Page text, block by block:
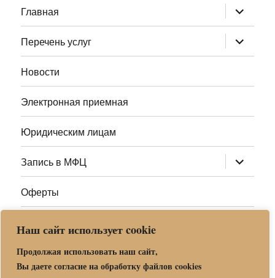
Наш сайт использует cookie
Продолжая использовать наш сайт,
Вы даете согласие на обработку файлов cookies
Главная раскрыть
дочернее
меню
Перечень услуг
раскрыть
дочернее
меню
Новости
Электронная приемная
Юридическим лицам
Запись в МФЦ раскрыть
дочернее
меню
Оферты
Адреса МФЦ МО